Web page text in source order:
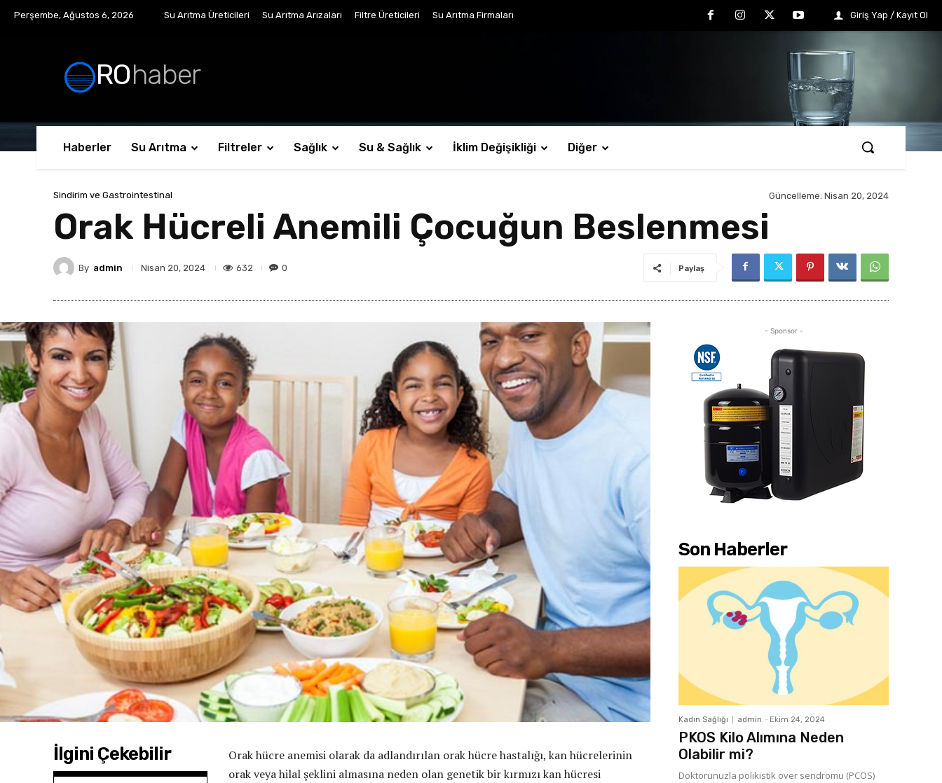
Perşembe, Ağustos 6, 2026 Su Arıtma Üreticileri Su Arıtma Arızaları Filtre Üreticileri Su Arıtma Firmaları Giriş Yap / Kayıt Ol
ROhaber
Haberler Su Arıtma Filtreler Sağlık Su & Sağlık İklim Değişikliği Diğer
Sindirim ve Gastrointestinal Güncelleme: Nisan 20, 2024
Orak Hücreli Anemili Çocuğun Beslenmesi
By admin Nisan 20, 2024 632 0 Paylaş
İlgini Çekebilir
Orak hücre anemisi olarak da adlandırılan orak hücre hastalığı, kan hücrelerinin
orak veya hilal şeklini almasına neden olan genetik bir kırmızı kan hücresi
- Sponsor -
Son Haberler
Kadın Sağlığı admin - Ekim 24, 2024
PKOS Kilo Alımına Neden
Olabilir mi?
Doktorunuzla polikistik over sendromu (PCOS)